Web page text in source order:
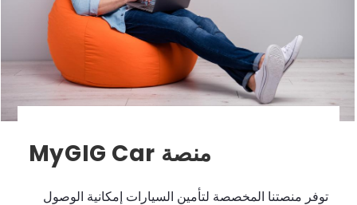
منصة MyGIG Car
توفر منصتنا المخصصة لتأمين السيارات إمكانية الوصول